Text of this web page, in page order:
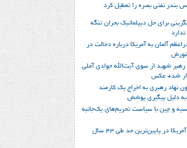
بندر نفتی بصره را تعطیل کرد
برای حل‌ دیپلماتیک بحران تنگه
آلمان به آمریکا درباره دخالت در
شهید از سوی آیت‌الله جوادی آملی
شد+ عکس
نهاد رهبری به اخراج یک کارمند
دلیل پیگیری پوشش
و چین با سیاست تحریم‌های یک‌جانبه
ذخائر نفت آمریکا در پایین‌ترین حد طی 43 سال